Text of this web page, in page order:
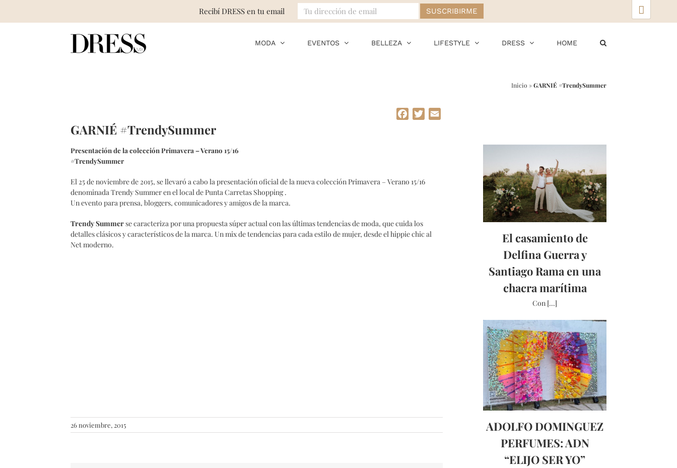
MODA EVENTOS BELLEZA LIFESTYLE DRESS HOME
Inicio »GARNIÉ #TrendySummer
Facebook
Twitter
GARNIÉ #TrendySummer
Presentación de la colección Primavera – Verano 15/16
#TrendySummer
El 25 de noviembre de 2015, se llevaró a cabo la presentación oficial de la nueva colección Primavera – Verano 15/16
denominada Trendy Summer en el local de Punta Carretas Shopping .
Un evento para prensa, bloggers, comunicadores y amigos de la marca.
Trendy Summerse caracteriza por una propuesta súper actual con las últimas tendencias de moda, que cuida los
detalles clásicos y característicos de la marca. Un mix de tendencias para cada estilo de mujer, desde el hippie chic al
Net moderno.
26 noviembre, 2015
El casamiento de
Delfina Guerra y
Santiago Rama en una
chacra marítima
Con [...]
ADOLFO DOMINGUEZ
PERFUMES: ADN
“ELIJO SER YO”
Recibí DRESS en tu email